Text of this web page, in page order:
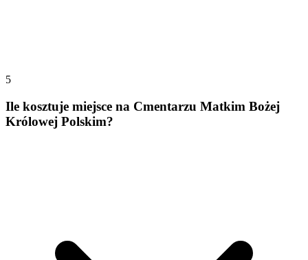
5
Ile kosztuje miejsce na Cmentarzu Matkim Bożej
Królowej Polskim?